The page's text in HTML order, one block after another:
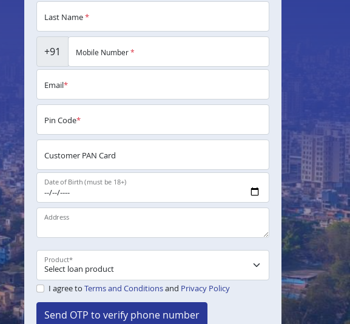
Last Name*
+91 Mobile Number*
Email*
Pin Code*
Customer PAN Card
Date of Birth (must be 18+)
Address
Product*
I agree to Terms and Conditionsand Privacy Policy
Send OTP to verify phone number